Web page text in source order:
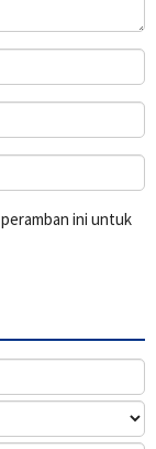
ini untuk